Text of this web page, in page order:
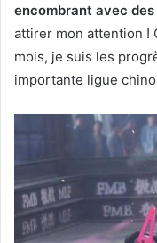
encombrant avec
attirer mon attention !
mois, je suis les
importante ligue